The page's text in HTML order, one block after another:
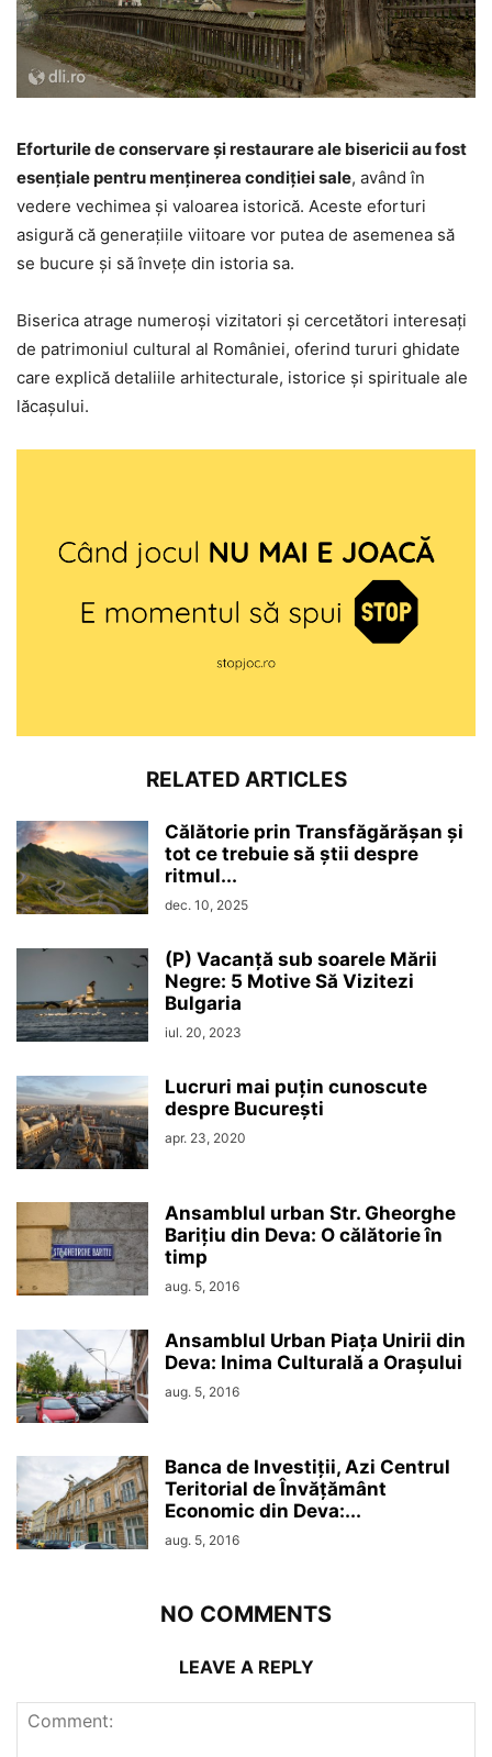
Eforturile de conservare și restaurare ale bisericii au fost
esențiale pentru menținerea condiției sale, având în
vedere vechimea și valoarea istorică. Aceste eforturi
asigură că generațiile viitoare vor putea de asemenea să
se bucure și să învețe din istoria sa.
Biserica atrage numeroși vizitatori și cercetători interesați
de patrimoniul cultural al României, oferind tururi ghidate
care explică detaliile arhitecturale, istorice și spirituale ale
lăcașului.
RELATED ARTICLES
Călătorie prin Transfăgărășan și
tot ce trebuie să știi despre
ritmul...
dec. 10, 2025
(P) Vacanță sub soarele Mării
Negre: 5 Motive Să Vizitezi
Bulgaria
iul. 20, 2023
Lucruri mai puțin cunoscute
despre București
apr. 23, 2020
Ansamblul urban Str. Gheorghe
Barițiu din Deva: O călătorie în
timp
aug. 5, 2016
Ansamblul Urban Piața Unirii din
Deva: Inima Culturală a Orașului
aug. 5, 2016
Banca de Investiții, Azi Centrul
Teritorial de Învățământ
Economic din Deva:...
aug. 5, 2016
NO COMMENTS
LEAVE A REPLY